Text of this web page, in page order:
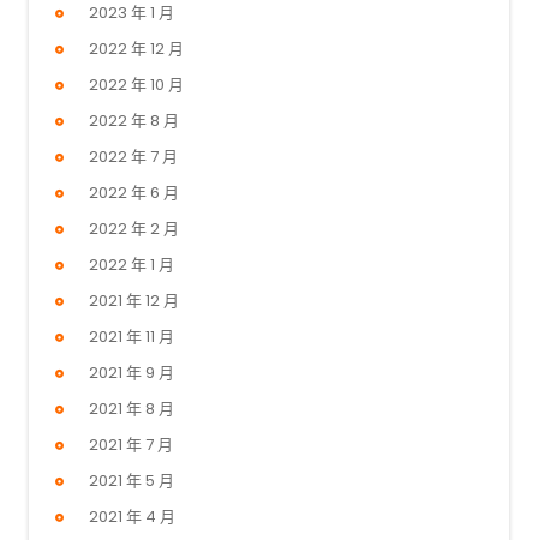
2023 年 1 月
2022 年 12 月
2022 年 10 月
2022 年 8 月
2022 年 7 月
2022 年 6 月
2022 年 2 月
2022 年 1 月
2021 年 12 月
2021 年 11 月
2021 年 9 月
2021 年 8 月
2021 年 7 月
2021 年 5 月
2021 年 4 月